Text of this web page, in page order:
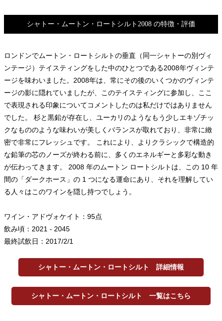
シャトー・ムートン・ロートシルト2008 の特徴・評価
ロンドンでムートン・ロートシルトの垂直（同一シャトーの別ヴィ
ンテージ）テイスティングをした中のひとつである2008年ヴィンテ
ージを味わいました。2008年は、常にその後のいくつかのヴィンテ
ージの影に隠れていましたが、このテイスティングに参加し、ここ
で表現される印象についてコメントしたのは私だけではありません
でした。 杉と黒鉛が存在し、ユーカリのようなもう少しエキゾチッ
クなもののような味わいが美しくバランスが取れており、非常に緻
密で非常にフレッシュです。 これにより、よりクラシックで構造的
な鉛筆の芯のノーズが終わる前に、多くのエネルギーと多彩な動き
が伝わってきます。 2008 年のムートン ロートシルトは、この 10 年
間の「ダークホース」の 1 つになる運命にあり、それを理解してい
る人々はこのワインを隠し持つでしょう。
ワイン・アドヴォケイト：95点
飲み頃：2021 - 2045
最終試飲日：2017/2/1
シャトー・ムートン・ロートシルト 詳細情報
シャトー・ムートン・ロートシルト 一覧はこちら